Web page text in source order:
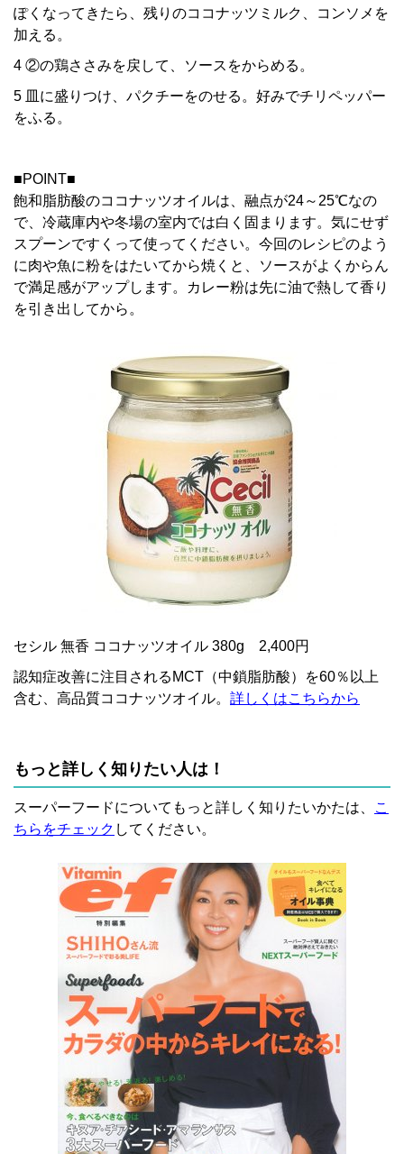
ぽくなってきたら、残りのココナッツミルク、コンソメを
加える。
4 ②の鶏ささみを戻して、ソースをからめる。
5 皿に盛りつけ、パクチーをのせる。好みでチリペッパー
をふる。
■POINT■
飽和脂肪酸のココナッツオイルは、融点が24～25℃なの
で、冷蔵庫内や冬場の室内では白く固まります。気にせず
スプーンですくって使ってください。今回のレシピのよう
に肉や魚に粉をはたいてから焼くと、ソースがよくからん
で満足感がアップします。カレー粉は先に油で熱して香り
を引き出してから。
セシル 無香 ココナッツオイル 380g 2,400円
認知症改善に注目されるMCT（中鎖脂肪酸）を60％以上
含む、高品質ココナッツオイル。 詳しくはこちらから
もっと詳しく知りたい人は！
スーパーフードについてもっと詳しく知りたいかたは、
こ
ちらをチェック してください。